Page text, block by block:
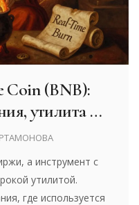
Coin (BNB):
утилита и
а инструмент с
утилитой.
где используется